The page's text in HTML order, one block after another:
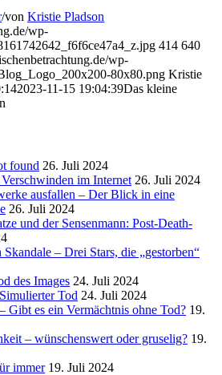
/von Kristie Pladson
wp-
414 640
wp-
80x80.png Kristie
2023-11-15 19:04:39Das kleine
found 26. Juli 2024
im Internet 26. Juli 2024
ausfallen – Der Blick in eine
26. Juli 2024
und der Sensenmann: Post-Death-
– Drei Stars, die „gestorben“
des Images 24. Juli 2024
Tod 24. Juli 2024
Gibt es ein Vermächtnis ohne Tod? 19.
– wünschenswert oder gruselig? 19.
immer 19. Juli 2024